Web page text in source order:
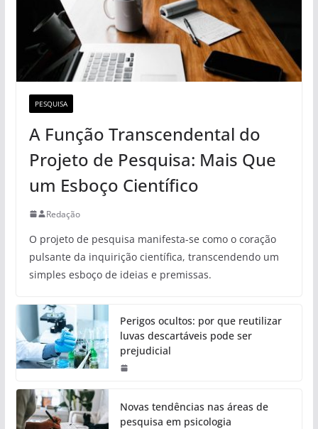
PESQUISA
A Função Transcendental do
Projeto de Pesquisa: Mais Que
um Esboço Científico
Redação
O projeto de pesquisa manifesta-se como o coração
pulsante da inquirição científica, transcendendo um
simples esboço de ideias e premissas.
Perigos ocultos: por que reutilizar
luvas descartáveis pode ser
prejudicial
Novas tendências nas áreas de
pesquisa em psicologia